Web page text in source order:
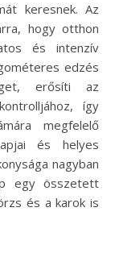
keresnek. Az
hogy otthon
és intenzív
edzés
erősíti az
így
megfelelő
és helyes
nagyban
egy összetett
és a karok is